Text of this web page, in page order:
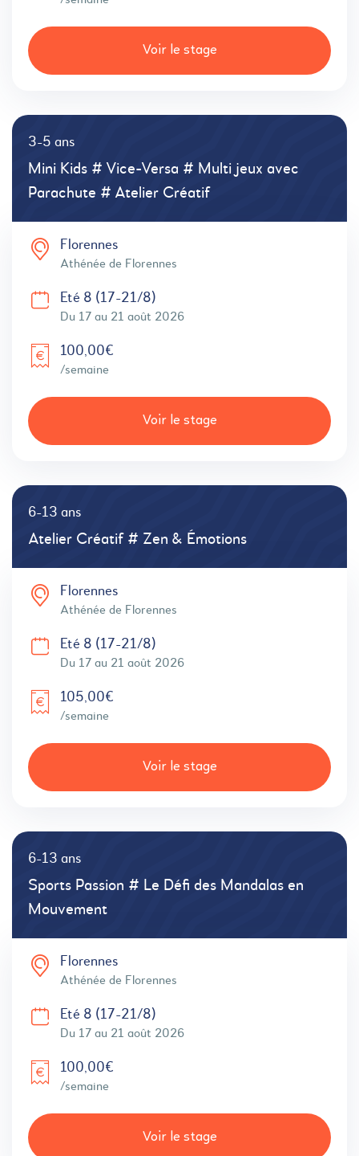
Voir le stage
3-5 ans
Mini Kids # Vice-Versa # Multi jeux avec
Parachute # Atelier Créatif
Florennes
Athénée de Florennes
Eté 8 (17-21/8)
Du 17 au 21 août 2026
100,00€
/semaine
Voir le stage
6-13 ans
Atelier Créatif # Zen & Émotions
Florennes
Athénée de Florennes
Eté 8 (17-21/8)
Du 17 au 21 août 2026
105,00€
/semaine
Voir le stage
6-13 ans
Sports Passion # Le Défi des Mandalas en
Mouvement
Florennes
Athénée de Florennes
Eté 8 (17-21/8)
Du 17 au 21 août 2026
100,00€
/semaine
Voir le stage